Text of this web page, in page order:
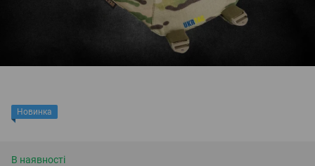
Новинка
В наявності